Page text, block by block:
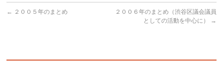
← ２００５年のまとめ
２００６年のまとめ（渋谷区議会議員
としての活動を中心に）
→